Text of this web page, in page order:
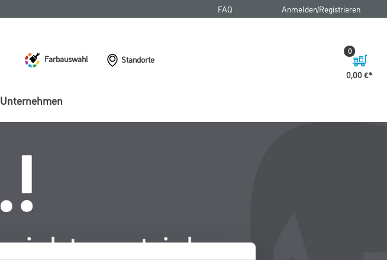
FAQ Anmelden/Registrieren
Farbauswahl
Standorte
0,00 €
0
Unternehmen